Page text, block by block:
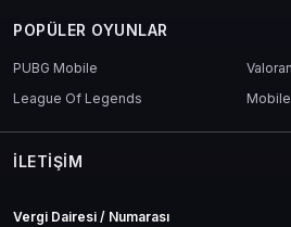
Bütçe Dostu Strateji
mantıklı ve planlı bir çözümdür.
Hızlı Teslimat –
beklemeden harcama yapabilir.
POPÜLER OYUNLAR
PUBG Mobile
League Of Legends
İLETIŞIM
Vergi Dairesi / Numarası